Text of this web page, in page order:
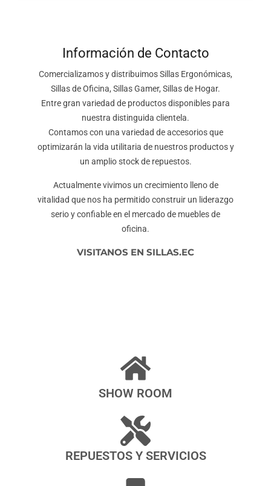
Información de Contacto
Comercializamos y distribuimos Sillas Ergonómicas,
Sillas de Oficina, Sillas Gamer, Sillas de Hogar.
Entre gran variedad de productos disponibles para
nuestra distinguida clientela.
Contamos con una variedad de accesorios que
optimizarán la vida utilitaria de nuestros productos y
un amplio stock de repuestos.
Actualmente vivimos un crecimiento lleno de
vitalidad que nos ha permitido construir un liderazgo
serio y confiable en el mercado de muebles de
oficina.
VISITANOS EN SILLAS.EC
SHOW ROOM
REPUESTOS Y SERVICIOS